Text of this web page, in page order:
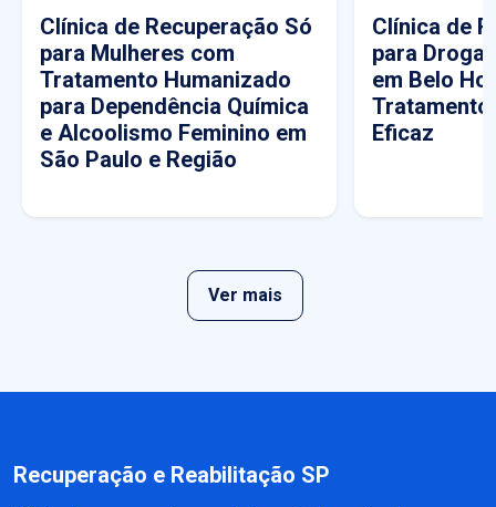
Clínica de Recuperação Só
para Mulheres com
Tratamento Humanizado
para Dependência Química
e Alcoolismo Feminino em
São Paulo e Região
Clínica de
para
em Belo
Tratamento
Eficaz
Ver mais
Recuperação e Reabilitação SP